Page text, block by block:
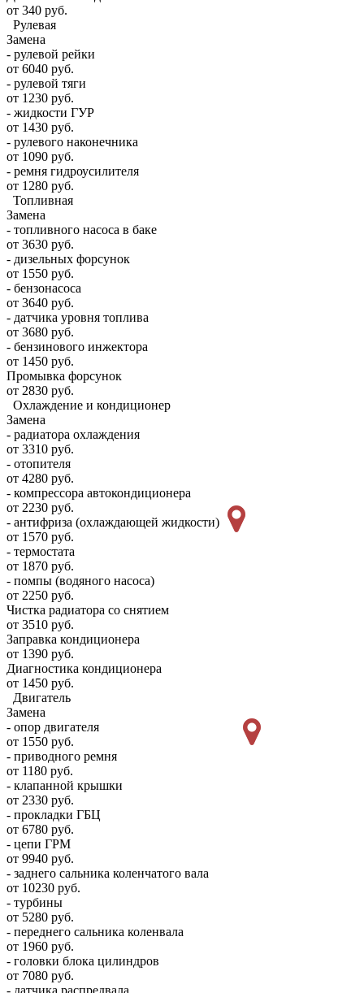
от 340 руб.
Рулевая
Замена
- рулевой рейки
от 6040 руб.
- рулевой тяги
от 1230 руб.
- жидкости ГУР
от 1430 руб.
- рулевого наконечника
от 1090 руб.
- ремня гидроусилителя
от 1280 руб.
Топливная
Замена
- топливного насоса в баке
от 3630 руб.
- дизельных форсунок
от 1550 руб.
- бензонасоса
от 3640 руб.
- датчика уровня топлива
от 3680 руб.
- бензинового инжектора
от 1450 руб.
Промывка форсунок
от 2830 руб.
Охлаждение и кондиционер
Замена
- радиатора охлаждения
от 3310 руб.
- отопителя
от 4280 руб.
- компрессора автокондиционера
от 2230 руб.
- антифриза (охлаждающей жидкости)
от 1570 руб.
- термостата
от 1870 руб.
- помпы (водяного насоса)
от 2250 руб.
Чистка радиатора со снятием
от 3510 руб.
Заправка кондиционера
от 1390 руб.
Диагностика кондиционера
от 1450 руб.
Двигатель
Замена
- опор двигателя
от 1550 руб.
- приводного ремня
от 1180 руб.
- клапанной крышки
от 2330 руб.
- прокладки ГБЦ
от 6780 руб.
- цепи ГРМ
от 9940 руб.
- заднего сальника коленчатого вала
от 10230 руб.
- турбины
от 5280 руб.
- переднего сальника коленвала
от 1960 руб.
- головки блока цилиндров
от 7080 руб.